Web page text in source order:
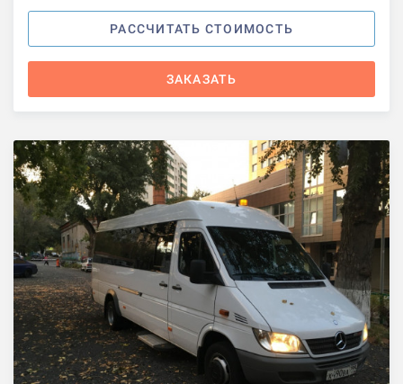
РАССЧИТАТЬ СТОИМОСТЬ
ЗАКАЗАТЬ